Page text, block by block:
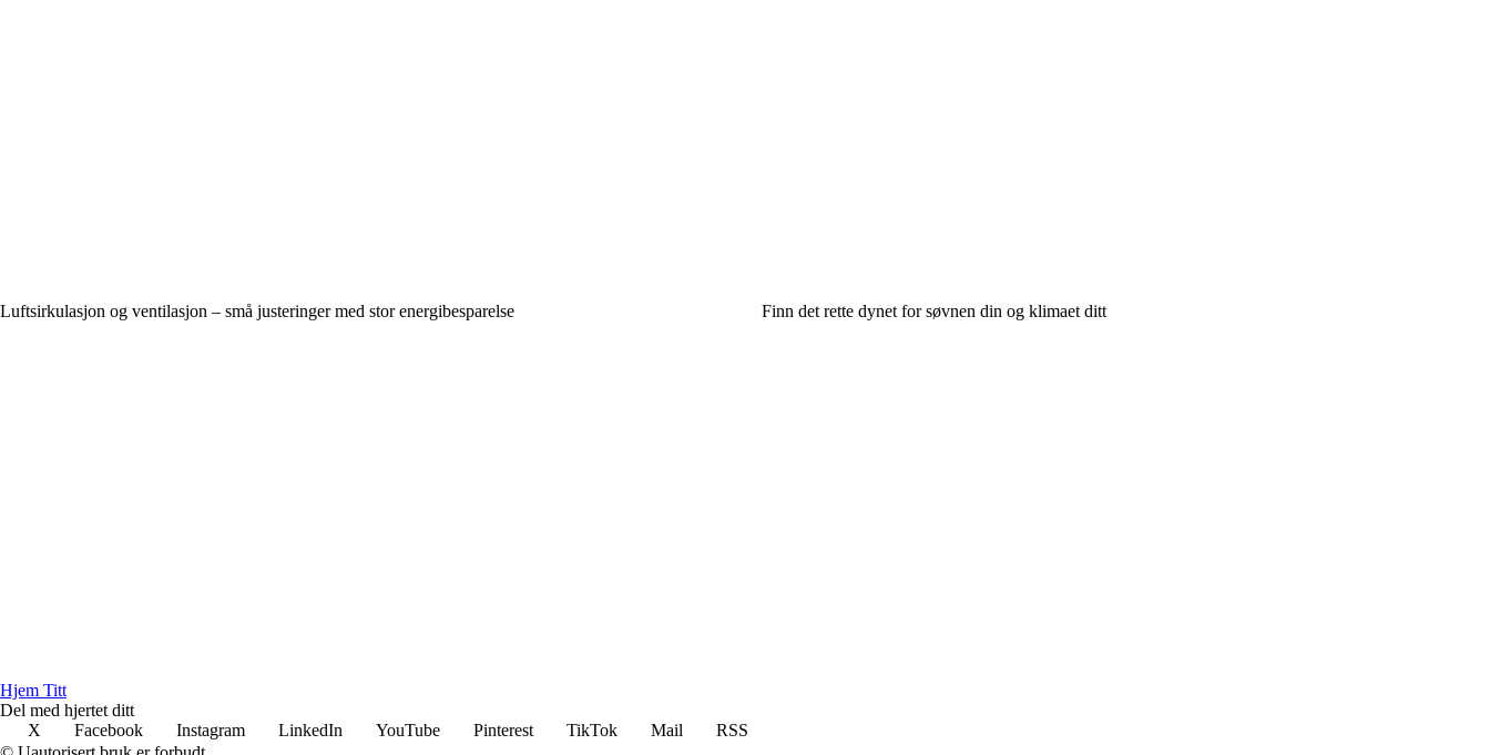
Luftsirkulasjon og ventilasjon – små justeringer med stor energibesparelse Finn det rette dynet for søvnen din og klimaet ditt
Hjem Titt
Del med hjertet ditt
X
Facebook Instagram LinkedIn YouTube Pinterest TikTok Mail
RSS